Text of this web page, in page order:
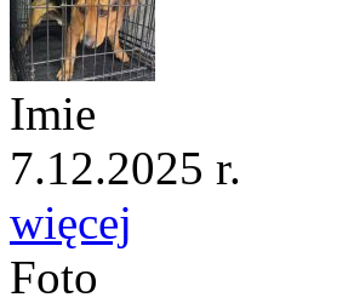
Imie
7.12.2025 r.
więcej
Foto